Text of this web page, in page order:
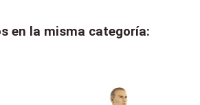
en la misma categoría: